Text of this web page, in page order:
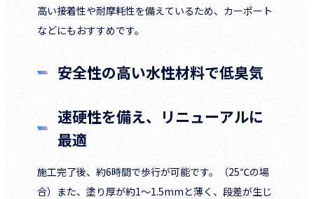
高い接着性や耐摩耗性を備えているため、カーポート
などにもおすすめです。
安全性の高い水性材料で低臭気
速硬性を備え、リニューアルに
最適
施工完了後、約6時間で歩行が可能です。（25℃の場
合）また、塗り厚が約1～1.5mmと薄く、段差が生じ